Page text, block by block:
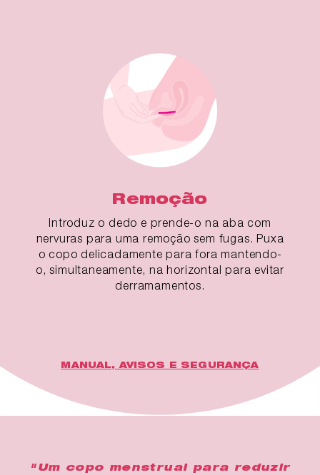
Remoção
Introduz o dedo e prende-o na aba com
nervuras para uma remoção sem fugas. Puxa
o copo delicadamente para fora mantendo-
o, simultaneamente, na horizontal para evitar
derramamentos.
MANUAL, AVISOS E SEGURANÇA
"Um copo menstrual para reduzir